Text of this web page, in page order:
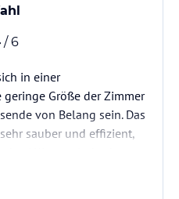
/ 6
in einer
Größe der Zimmer
von Belang sein. Das
sauber und effizient,